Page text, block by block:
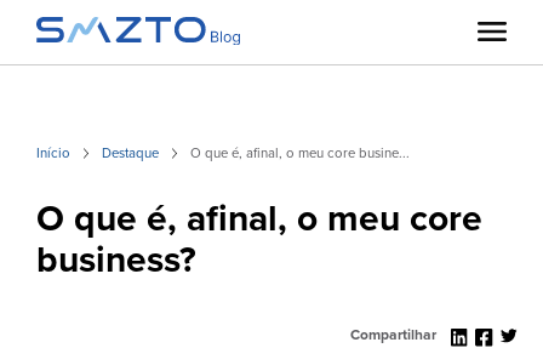
Início Destaque O que é, afinal, o meu core busine...
O que é, afinal, o meu core
business?
Compartilhar